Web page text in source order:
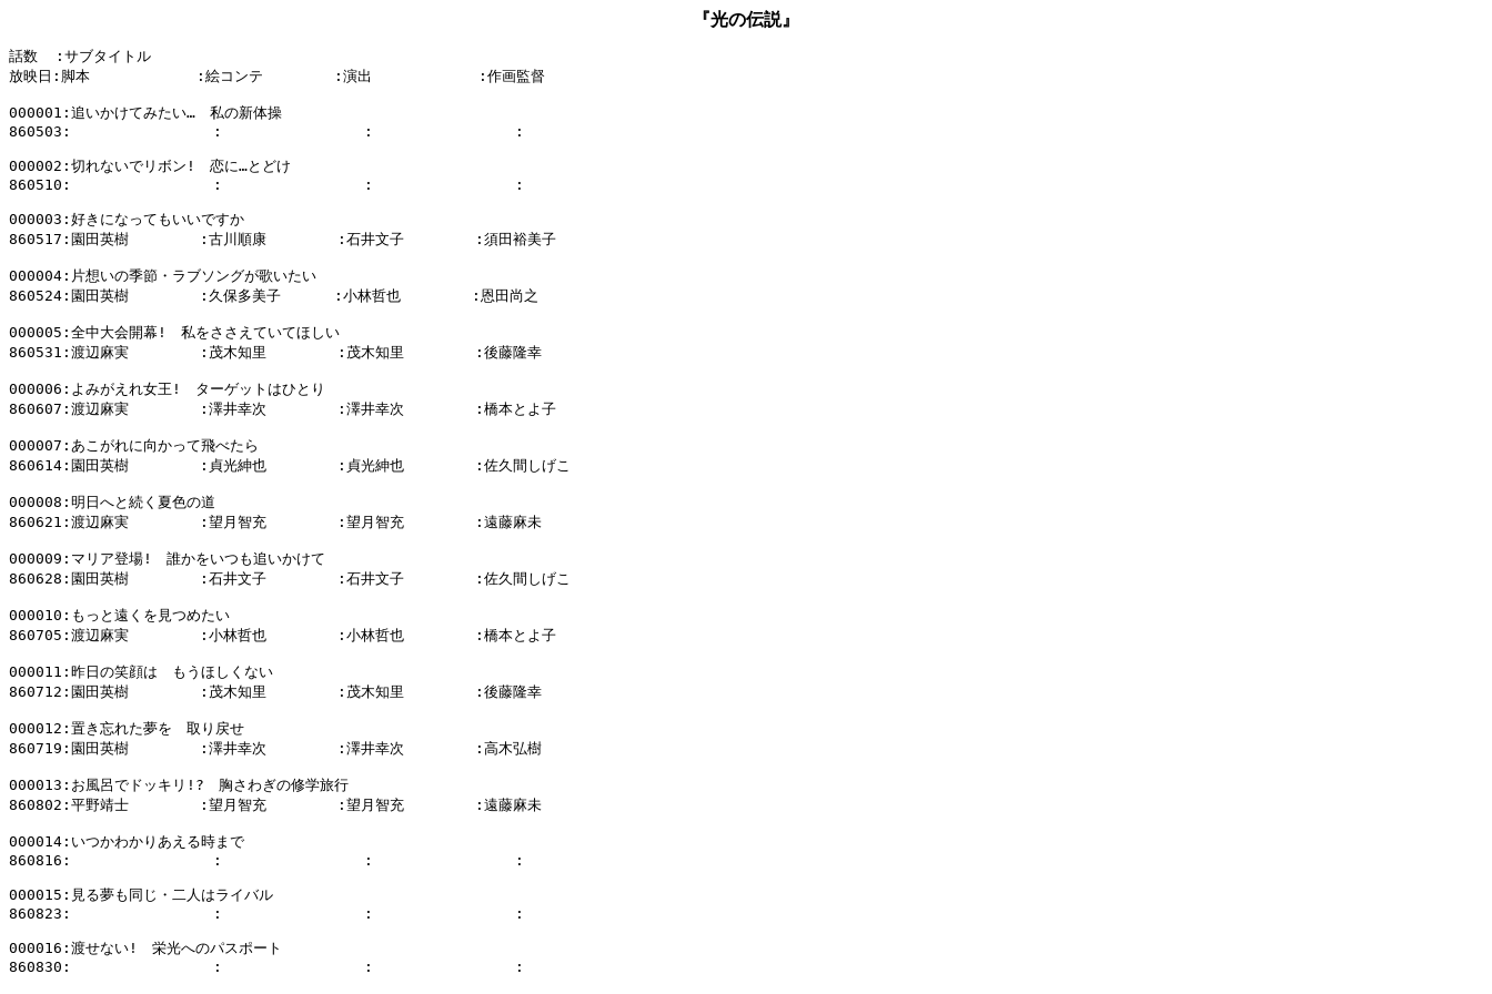
『光の伝説』
話数  :サブタイトル
放映日:脚本            :絵コンテ        :演出            :作画監督
000001:追いかけてみたい…　私の新体操
860503:                :                :                :
000002:切れないでリボン!　恋に…とどけ
860510:                :                :                :
000003:好きになってもいいですか
860517:園田英樹        :古川順康        :石井文子        :須田裕美子
000004:片想いの季節・ラブソングが歌いたい
860524:園田英樹        :久保多美子      :小林哲也        :恩田尚之
000005:全中大会開幕!　私をささえていてほしい
860531:渡辺麻実        :茂木知里        :茂木知里        :後藤隆幸
000006:よみがえれ女王!　ターゲットはひとり
860607:渡辺麻実        :澤井幸次        :澤井幸次        :橋本とよ子
000007:あこがれに向かって飛べたら
860614:園田英樹        :貞光紳也        :貞光紳也        :佐久間しげこ
000008:明日へと続く夏色の道
860621:渡辺麻実        :望月智充        :望月智充        :遠藤麻未
000009:マリア登場!　誰かをいつも追いかけて
860628:園田英樹        :石井文子        :石井文子        :佐久間しげこ
000010:もっと遠くを見つめたい
860705:渡辺麻実        :小林哲也        :小林哲也        :橋本とよ子
000011:昨日の笑顔は　もうほしくない
860712:園田英樹        :茂木知里        :茂木知里        :後藤隆幸
000012:置き忘れた夢を　取り戻せ
860719:園田英樹        :澤井幸次        :澤井幸次        :高木弘樹
000013:お風呂でドッキリ!?　胸さわぎの修学旅行
860802:平野靖士        :望月智充        :望月智充        :遠藤麻未
000014:いつかわかりあえる時まで
860816:                :                :                :
000015:見る夢も同じ・二人はライバル
860823:                :                :                :
000016:渡せない!　栄光へのパスポート
860830:                :                :                :